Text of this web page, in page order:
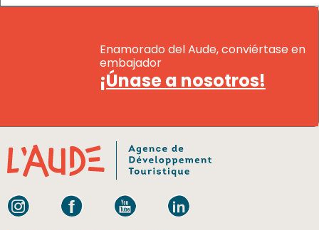
Enamorado del Aude, conviértase en
embajador
¡Únase a nosotros!